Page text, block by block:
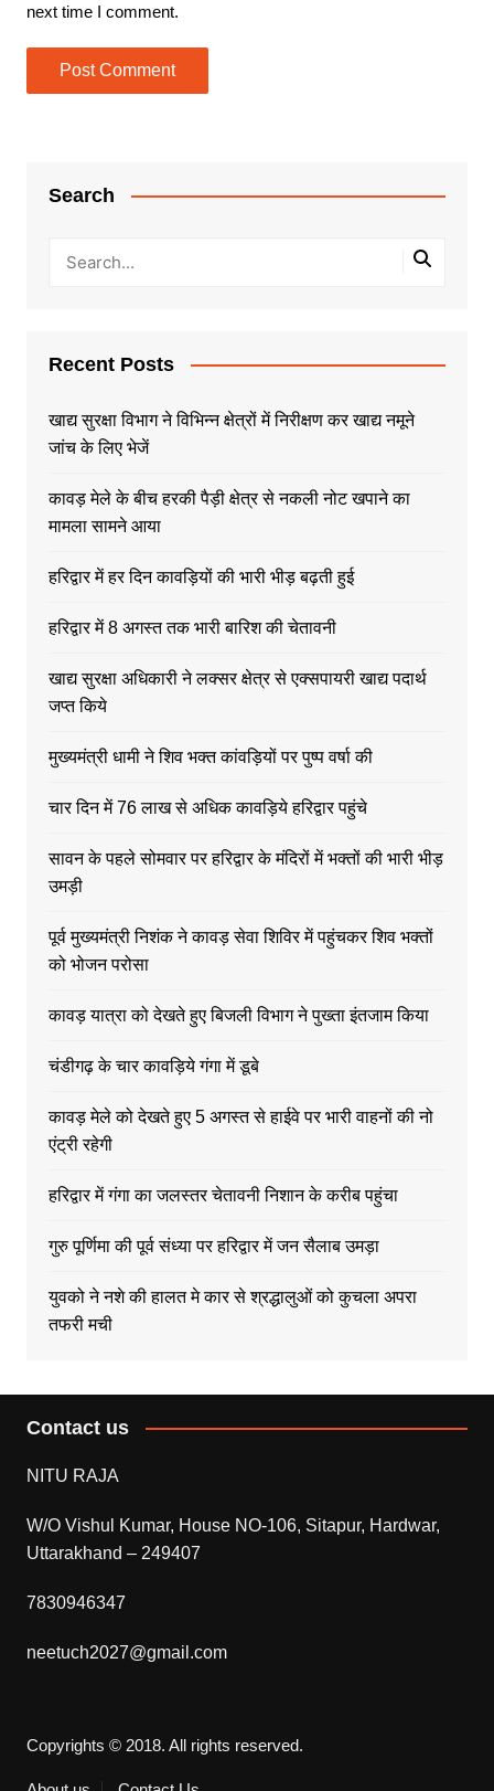
next time I comment.
Search
Recent Posts
खाद्य सुरक्षा विभाग ने विभिन्न क्षेत्रों में निरीक्षण कर खाद्य नमूने
जांच के लिए भेजें
कावड़ मेले के बीच हरकी पैड़ी क्षेत्र से नकली नोट खपाने का
मामला सामने आया
हरिद्वार में हर दिन कावड़ियों की भारी भीड़ बढ़ती हुई
हरिद्वार में 8 अगस्त तक भारी बारिश की चेतावनी
खाद्य सुरक्षा अधिकारी ने लक्सर क्षेत्र से एक्सपायरी खाद्य पदार्थ
जप्त किये
मुख्यमंत्री धामी ने शिव भक्त कांवड़ियों पर पुष्प वर्षा की
चार दिन में 76 लाख से अधिक कावड़िये हरिद्वार पहुंचे
सावन के पहले सोमवार पर हरिद्वार के मंदिरों में भक्तों की भारी भीड़
उमड़ी
पूर्व मुख्यमंत्री निशंक ने कावड़ सेवा शिविर में पहुंचकर शिव भक्तों
को भोजन परोसा
कावड़ यात्रा को देखते हुए बिजली विभाग ने पुख्ता इंतजाम किया
चंडीगढ़ के चार कावड़िये गंगा में डूबे
कावड़ मेले को देखते हुए 5 अगस्त से हाईवे पर भारी वाहनों की नो
एंट्री रहेगी
हरिद्वार में गंगा का जलस्तर चेतावनी निशान के करीब पहुंचा
गुरु पूर्णिमा की पूर्व संध्या पर हरिद्वार में जन सैलाब उमड़ा
युवको ने नशे की हालत मे कार से श्रद्धालुओं को कुचला अपरा
तफरी मची
Contact us
NITU RAJA
W/O Vishul Kumar, House NO-106, Sitapur, Hardwar,
Uttarakhand – 249407
7830946347
neetuch2027@gmail.com
Copyrights © 2018. All rights reserved.